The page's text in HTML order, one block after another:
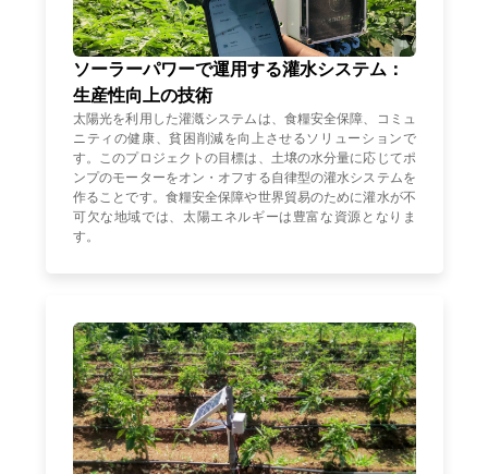
ソーラーパワーで運用する灌水システム：
生産性向上の技術
太陽光を利用した灌漑システムは、食糧安全保障、コミュ
ニティの健康、貧困削減を向上させるソリューションで
す。このプロジェクトの目標は、土壌の水分量に応じてポ
ンプのモーターをオン・オフする自律型の灌水システムを
作ることです。食糧安全保障や世界貿易のために灌水が不
可欠な地域では、太陽エネルギーは豊富な資源となりま
す。